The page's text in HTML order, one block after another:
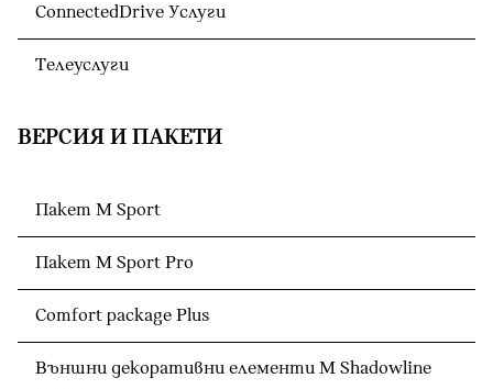
ConnectedDrive Услуги
Телеуслуги
ВЕРСИЯ И ПАКЕТИ
Пакет M Sport
Пакет M Sport Pro
Comfort package Plus
Външни декоративни елементи M Shadowline